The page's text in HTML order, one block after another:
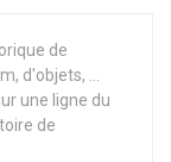
de
d'objets, ...
une ligne du
de